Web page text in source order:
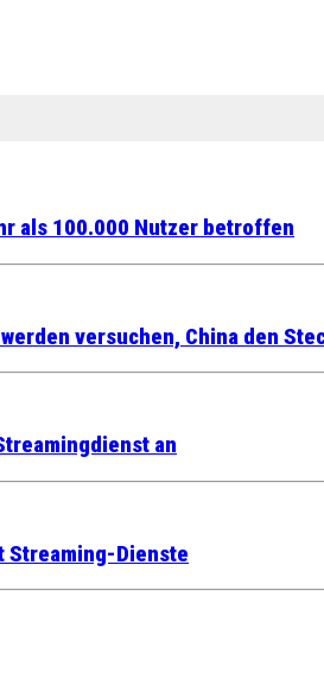
als 100.000 Nutzer betroffen
werden versuchen, China den
an
Streaming-Dienste